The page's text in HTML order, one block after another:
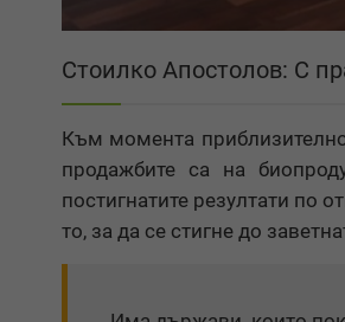
Стоилко Апостолов: С
Към момента
продажбите са на
постигнатите резултати по
то, за да се стигне до